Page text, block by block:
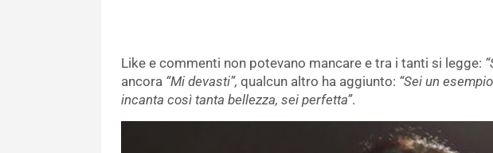
Like e commenti non potevano mancare e tra i tanti si legge:
ancora “Mi devasti”, qualcun altro ha aggiunto: “Sei un
incanta così tanta bellezza, sei perfetta”.